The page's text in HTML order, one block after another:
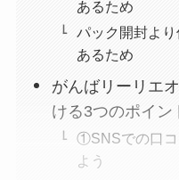
あるため
パック開封よ
あるため
がんばリーリエ
ける3つのポイン
①SNSでの口コ
よう